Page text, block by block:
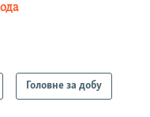
Головне за добу